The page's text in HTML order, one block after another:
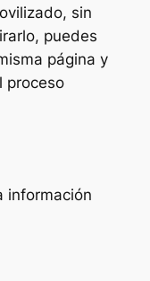
sin
puedes
página y
proceso
información